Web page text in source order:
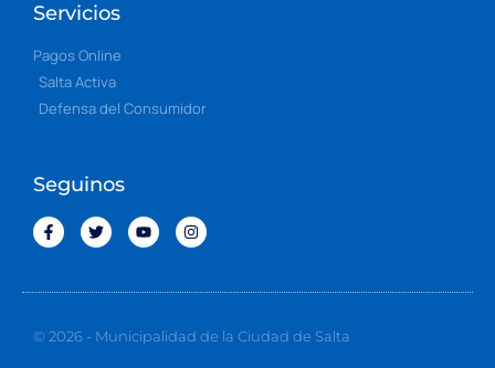
Servicios
Pagos Online
Salta Activa
Defensa del Consumidor
Seguinos
© 2026 - Municipalidad de la Ciudad de Salta